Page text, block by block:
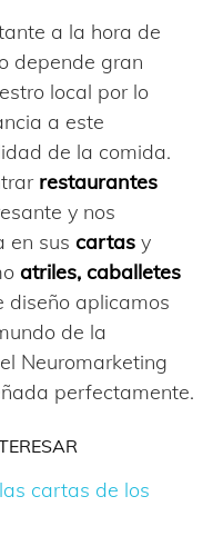
a la hora de
depende gran
local por lo
a este
de la comida.
restaurantes
y nos
en sus cartas y
atriles, caballetes
diseño aplicamos
de la
Neuromarketing
perfectamente.
cartas de los